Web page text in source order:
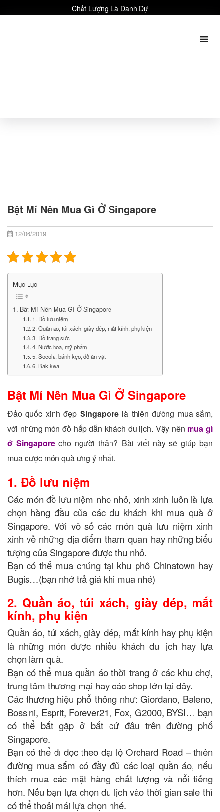
Chất Lượng Là Danh Dự
Bật Mí Nên Mua Gì Ở Singapore
12/06/2019
Mục Lục
Bật Mí Nên Mua Gì Ở Singapore
1. Đồ lưu niệm
2. Quần áo, túi xách, giày dép, mắt kính, phụ kiện
3. Đồ trang sức
4. Nước hoa, mỹ phẩm
5. Socola, bánh kẹo, đồ ăn vặt
6. Bak kwa
Bật Mí Nên Mua Gì Ở Singapore
Đảo quốc xinh đẹp Singaporelà thiên đường mua sắm,
với những món đồ hấp dẫn khách du lịch. Vậy nên mua gì
ở Singapore cho người thân? Bài viết này sẽ giúp bạn
mua được món quà ưng ý nhất.
1. Đồ lưu niệm
Các món đồ lưu niệm nho nhỏ, xinh xinh luôn là lựa
chọn hàng đầu của các du khách khi mua quà ở
Singapore. Với vô số các món quà lưu niệm xinh
xinh về những địa điểm tham quan hay những biểu
tượng của Singapore được thu nhỏ.
Bạn có thể mua chúng tại khu phố Chinatown hay
Bugis…(bạn nhớ trả giá khi mua nhé)
2. Quần áo, túi xách, giày dép, mắt
kính, phụ kiện
Quần áo, túi xách, giày dép, mắt kính hay phụ kiện
là những món được nhiều khách du lịch hay lựa
chọn làm quà.
Bạn có thể mua quần áo thời trang ở các khu chợ,
trung tâm thương mại hay các shop lớn tại đây.
Các thương hiệu phổ thông như: Giordano, Baleno,
Bossini, Esprit, Forever21, Fox, G2000, BYSI… bạn
có thể bắt gặp ở bất cứ đâu trên đường phố
Singapore.
Bạn có thể đi dọc theo đại lộ Orchard Road – thiên
đường mua sắm có đầy đủ các loại quần áo, nếu
thích mua các mặt hàng chất lượng và nổi tiếng
hơn. Nếu bạn lựa chọn du lịch vào thời gian sale thì
có thể thoải mái lựa chọn nhé.